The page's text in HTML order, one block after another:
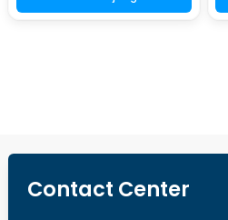
Contact Center